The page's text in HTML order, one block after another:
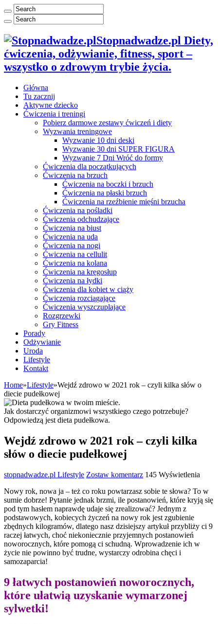
Stopnadwadze.pl Diety,
ćwiczenia, odżywianie, fitness, sport –
wszystko o zdrowym trybie życia.
Główna
Tu zacznij
Aktywne dziecko
Ćwiczenia i treningi
Pobierz darmowe zestawy ćwiczeń i diety
Wyzwania treningowe
Wyzwanie 10 dni deski
Wyzwanie 30 dni SUPER FIGURA
Wyzwanie 7 Dni Wróć do formy
Ćwiczenia dla początkujących
Ćwiczenia na brzuch
Ćwiczenia na boczki i brzuch
Ćwiczenia na płaski brzuch
Ćwiczenia na rzeźbienie mięśni brzucha
Ćwiczenia na pośladki
Ćwiczenia odchudzające
Ćwiczenia na biust
Ćwiczenia na uda
Ćwiczenia na nogi
Ćwiczenia na cellulit
Ćwiczenia na kolana
Ćwiczenia na kręgosłup
Ćwiczenia na łydki
Ćwiczenia dla kobiet w ciąży
Ćwiczenia rozciągające
Ćwiczenia wyszczuplające
Rozgrzewki
Gry Fitness
Porady
Odżywianie
Uroda
Lifestyle
Kontakt
Home»Lifestyle»Wejdź zdrowo w 2021 rok – czyli kilka słów o
diecie pudełkowej
Jak dostarczyć organizmowi wszystkiego czego potrzebuje?
Odpowiedzą jest dieta pudełkowa.
Wejdź zdrowo w 2021 rok – czyli kilka
słów o diecie pudełkowej
stopnadwadze.pl Lifestyle Zostaw komentarz 145 Wyświetlenia
Nowy rok, nowa ja – też co roku powtarzasz sobie te słowa? To w
sumie dobrze! Pytanie jednak brzmi, ile postanowień, które kryją się
pod tym hasłem naprawdę udaje się zrealizować? Jednym z
podstawowych, kobiecych życzeń na nowy rok jest zgubienie
zbędnych kilogramów, dlatego nasz dzisiejszy artykuł przybliży ci 9
raczej łatwych, choć niekoniecznie przyjemnych postanowień
noworocznych, które pomogą ci schudną. Wprowadzenie ich w
życie nie powinno być trudne, wystarczy odrobina chęci i
samozaparcia!
9 łatwych postanowień noworocznych,
które ułatwią uzyskanie wymarzonej
sylwetki!